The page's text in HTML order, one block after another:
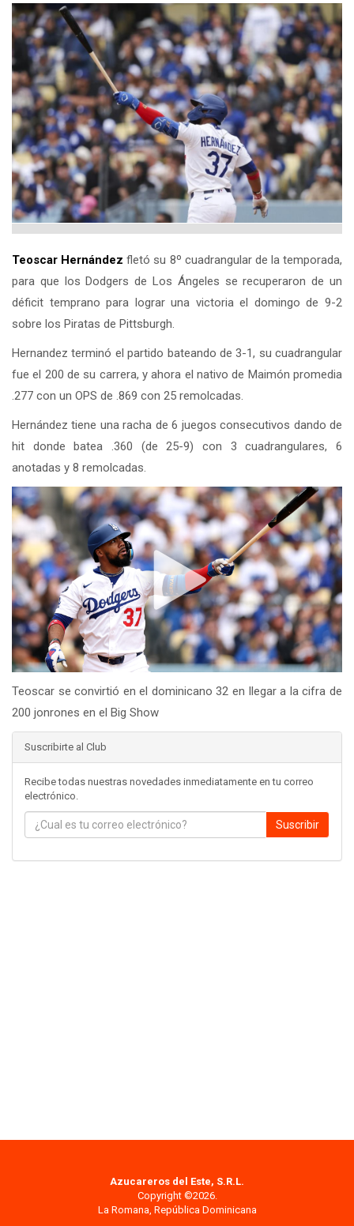
Teoscar Hernández fletó su 8º cuadrangular de la temporada,
para que los Dodgers de Los Ángeles se recuperaron de un
déficit temprano para lograr una victoria el domingo de 9-2
sobre los Piratas de Pittsburgh.
Hernandez terminó el partido bateando de 3-1, su cuadrangular
fue el 200 de su carrera, y ahora el nativo de Maimón promedia
.277 con un OPS de .869 con 25 remolcadas.
Hernández tiene una racha de 6 juegos consecutivos dando de
hit donde batea .360 (de 25-9) con 3 cuadrangulares, 6
anotadas y 8 remolcadas.
Teoscar se convirtió en el dominicano 32 en llegar a la cifra de
200 jonrones en el Big Show
Suscribirte al Club
Recibe todas nuestras novedades inmediatamente en tu correo
electrónico.
Suscribir
Azucareros del Este, S.R.L.
Copyright ©2026.
La Romana, República Dominicana